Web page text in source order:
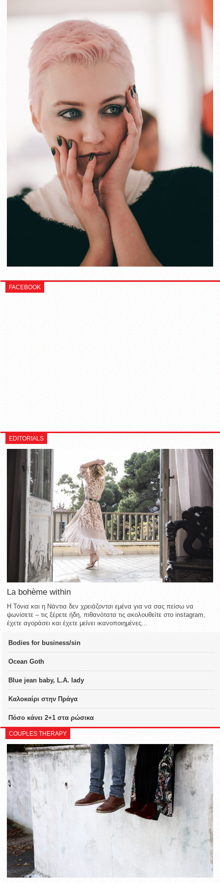
FACEBOOK
EDITORIALS
La bohème within
Η Τόνια και η Νάντια δεν χρειάζονται εμένα για να σας πείσω να
ψωνίσετε – τις ξέρετε ήδη, πιθανότατα τις ακολουθείτε στο instagram,
έχετε αγοράσει και έχετε μείνει ικανοποιημένες...
Bodies for business/sin
Ocean Goth
Blue jean baby, L.A. lady
Καλοκαίρι στην Πράγα
Πόσο κάνει 2+1 στα ρώσικα
COUPLES THERAPY